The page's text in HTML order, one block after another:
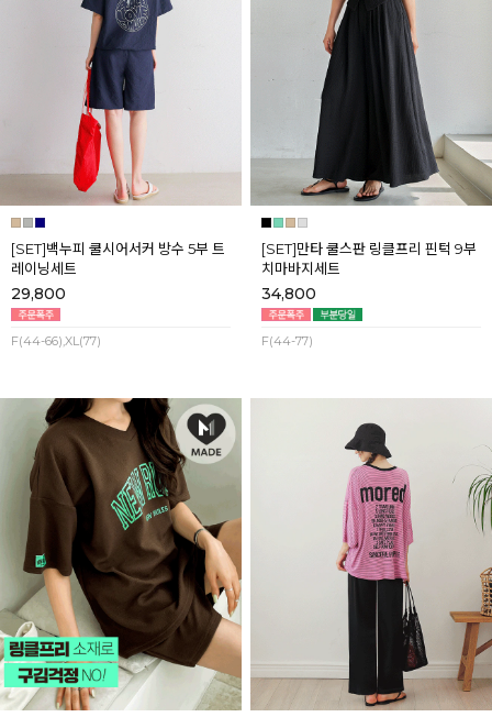
[SET]백누피 쿨시어서커 방수 5부 트
레이닝세트
29,800
F(44-66),XL(77)
[SET]만타 쿨스판 링클프리 핀턱 9부
치마바지세트
34,800
F(44-77)